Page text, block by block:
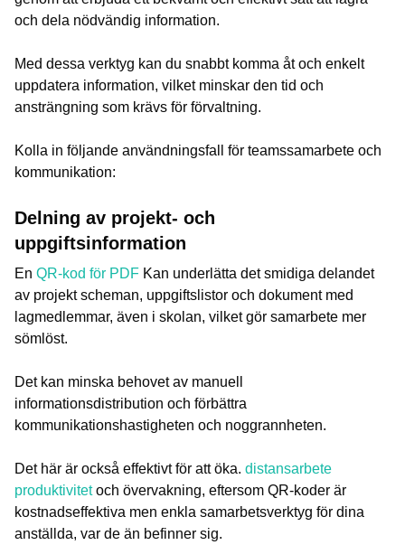
och dela nödvändig information.
Med dessa verktyg kan du snabbt komma åt och enkelt
uppdatera information, vilket minskar den tid och
ansträngning som krävs för förvaltning.
Kolla in följande användningsfall för teamssamarbete och
kommunikation:
Delning av projekt- och
uppgiftsinformation
En QR-kod för PDF Kan underlätta det smidiga delandet
av projekt scheman, uppgiftslistor och dokument med
lagmedlemmar, även i skolan, vilket gör samarbete mer
sömlöst.
Det kan minska behovet av manuell
informationsdistribution och förbättra
kommunikationshastigheten och noggrannheten.
Det här är också effektivt för att öka. distansarbete
produktivitetoch övervakning, eftersom QR-koder är
kostnadseffektiva men enkla samarbetsverktyg för dina
anställda, var de än befinner sig.